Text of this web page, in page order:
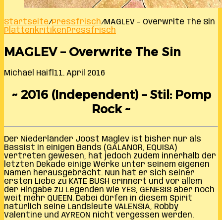
Startseite/Pressfrisch/MAGLEV – Overwrite The Sin
PlattenkritikenPressfrisch
MAGLEV – Overwrite The Sin
Michael Haifl 11. April 2016
~ 2016 (Independent) – Stil: Pomp
Rock ~
Der Niederländer Joost Maglev ist bisher nur als
Bassist in einigen Bands (GALANOR, EQUISA)
vertreten gewesen, hat jedoch zudem innerhalb der
letzten Dekade einige Werke unter seinem eigenen
Namen herausgebracht. Nun hat er sich seiner
ersten Liebe zu KATE BUSH erinnert und vor allem
der Hingabe zu Legenden wie YES, GENESIS aber noch
weit mehr QUEEN. Dabei dürfen in diesem Spirit
natürlich seine Landsleute VALENSIA, Robby
Valentine und AYREON nicht vergessen werden.